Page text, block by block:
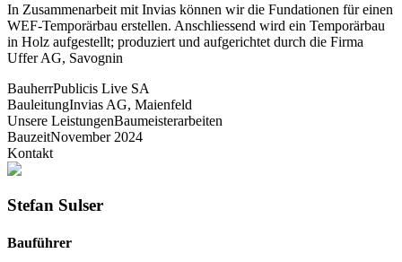
In Zusammenarbeit mit Invias können wir die Fundationen für einen
WEF-Temporärbau erstellen. Anschliessend wird ein Temporärbau
in Holz aufgestellt; produziert und aufgerichtet durch die Firma
Uffer AG, Savognin
BauherrPublicis Live SA
BauleitungInvias AG, Maienfeld
Unsere LeistungenBaumeisterarbeiten
BauzeitNovember 2024
Kontakt
Stefan Sulser
Bauführer